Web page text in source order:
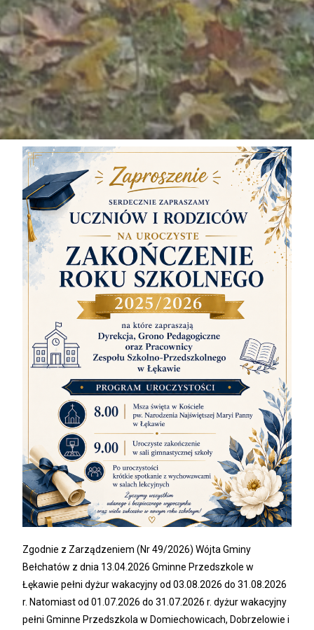
Zgodnie z Zarządzeniem (Nr 49/2026) Wójta Gminy
Bełchatów z dnia 13.04.2026 Gminne Przedszkole w
Łękawie pełni dyżur wakacyjny od 03.08.2026 do 31.08.2026
r. Natomiast od 01.07.2026 do 31.07.2026 r. dyżur wakacyjny
pełni Gminne Przedszkola w Domiechowicach, Dobrzelowie i